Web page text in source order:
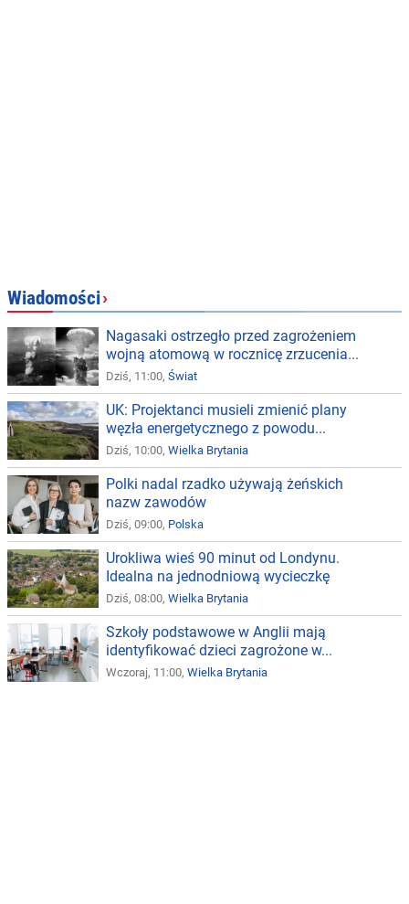
Wiadomości›
Nagasaki ostrzegło przed zagrożeniem
wojną atomową w rocznicę zrzucenia...
Dziś, 11:00, Świat
UK: Projektanci musieli zmienić plany
węzła energetycznego z powodu...
Dziś, 10:00, Wielka Brytania
Polki nadal rzadko używają żeńskich
nazw zawodów
Dziś, 09:00, Polska
Urokliwa wieś 90 minut od Londynu.
Idealna na jednodniową wycieczkę
Dziś, 08:00, Wielka Brytania
Szkoły podstawowe w Anglii mają
identyfikować dzieci zagrożone w...
Wczoraj, 11:00, Wielka Brytania